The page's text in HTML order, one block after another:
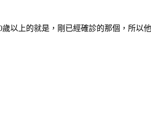
以上的就是，剛已經確診的那個，所